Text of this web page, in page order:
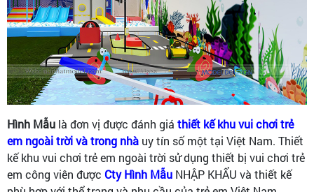
Hình Mẫu là đơn vị được đánh giá thiết kế khu vui chơi trẻ
em ngoài trời và trong nhà uy tín số một tại Việt Nam. Thiết
kế khu vui chơi trẻ em ngoài trời sử dụng thiết bị vui chơi trẻ
em công viên được Cty Hình Mẫu NHẬP KHẨU và thiết kế